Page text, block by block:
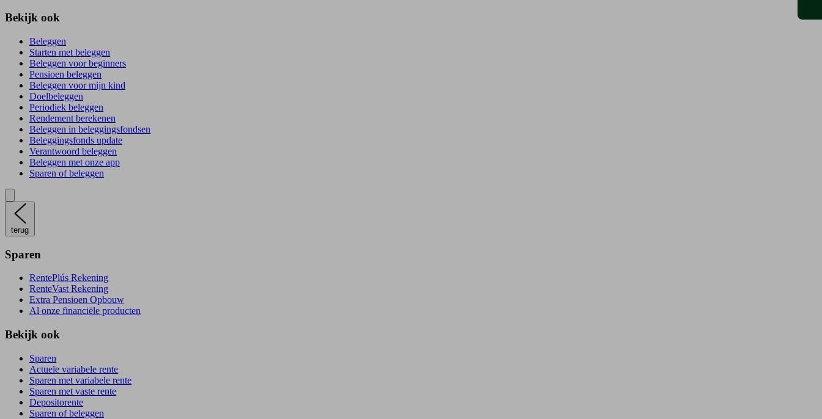
Bekijk ook
Beleggen
Starten met beleggen
Beleggen voor beginners
Pensioen beleggen
Beleggen voor mijn kind
Doelbeleggen
Periodiek beleggen
Rendement berekenen
Beleggen in beleggingsfondsen
Beleggingsfonds update
Verantwoord beleggen
Beleggen met onze app
Sparen of beleggen
terug
Sparen
RentePlús Rekening
RenteVast Rekening
Extra Pensioen Opbouw
Al onze financiële producten
Bekijk ook
Sparen
Actuele variabele rente
Sparen met variabele rente
Sparen met vaste rente
Depositorente
Sparen of beleggen